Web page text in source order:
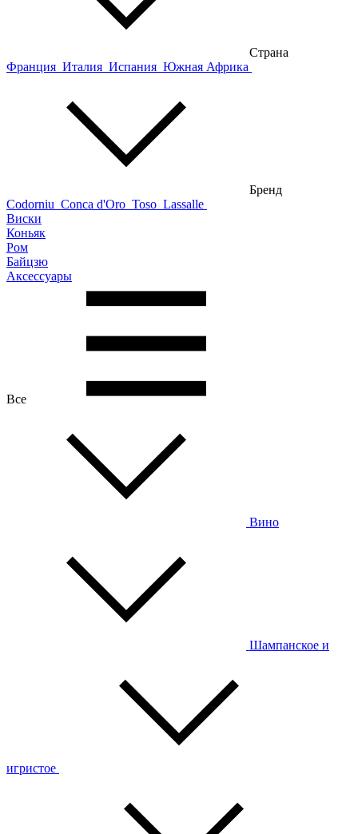
Страна
Франция Италия Испания Южная Африка
Бренд
Codorniu Conca d'Oro Toso Lassalle
Виски
Коньяк
Ром
Байцзю
Аксессуары
Все
Вино
Шампанское и
игристое